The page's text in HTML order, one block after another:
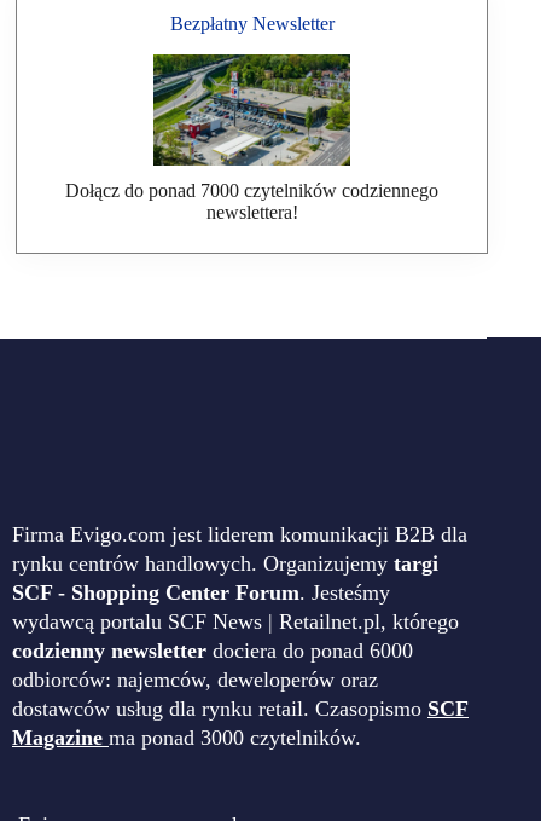
Bezpłatny Newsletter
Dołącz do ponad 7000 czytelników codziennego
newslettera!
Firma Evigo.com jest liderem komunikacji B2B dla
rynku centrów handlowych. Organizujemy targi
SCF - Shopping Center Forum. Jesteśmy
wydawcą portalu SCF News | Retailnet.pl, którego
codzienny newsletter dociera do ponad 6000
odbiorców: najemców, deweloperów oraz
dostawców usług dla rynku retail. Czasopismo SCF
Magazine ma ponad 3000 czytelników.